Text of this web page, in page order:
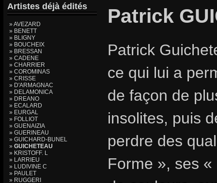
Artistes déjà édités
» AVEZARD
» BENETT
» BLIGNY
» BOUCHEIX
» BRESSAN
» CADENE
» CHARRIER
» COROMINAS
» CRISSE
» D'ARMAGNAC
» DELAMONICA
» DREANO
» ECALARD
» EURGAL
» FOLLIOT
» GUENAIZIA
» GUERINEAU
» GUICHARD-BUNEL
» GUICHETEAU
» KRISTOFF. L
» LARRIEU
» LUDIVINE C
» PAULET
» RUGGERI
Patrick
Patrick
ce qui lui a
de façon de
insolites, puis
perdre des
Forme », ses «